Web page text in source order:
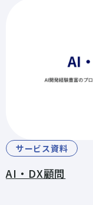
サービス資料
AI・DX顧問